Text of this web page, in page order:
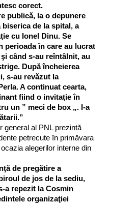
corect.
publică, la o depunere
biserica de la spital, a
cu Ionel Dinu. Se
perioada în care au lucrat
când s-au reîntâlnit, au
După încheierea
s-au revăzut la
A continuat cearta,
fiind o invitaţie în
un ” meci de box „. I-a
general al PNL prezintă
petrecute în primăvara
alegerilor interne din
de pregătire a
de jos de la sediu,
a repezit la Cosmin
organizaţiei